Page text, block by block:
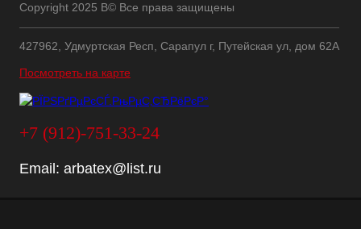
Copyright 2025 В© Все права защищены
427962, Удмуртская Респ, Сарапул г, Путейская ул, дом 62А
Посмотреть на карте
+7 (912)-751-33-24
Email: arbatex@list.ru